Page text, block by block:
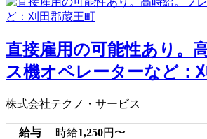
直接雇用の可能性あり。
ス機オペレーターなど：
株式会社テクノ・サービス
給与 時給1,250円〜